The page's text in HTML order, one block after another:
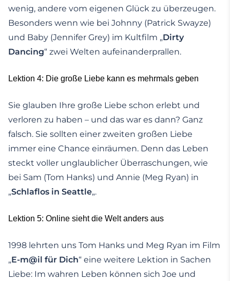
wenig, andere vom eigenen Glück zu überzeugen.
Besonders wenn wie bei Johnny (Patrick Swayze)
und Baby (Jennifer Grey) im Kultfilm „Dirty
Dancing“ zwei Welten aufeinanderprallen.
Lektion 4: Die große Liebe kann es mehrmals geben
Sie glauben Ihre große Liebe schon erlebt und
verloren zu haben – und das war es dann? Ganz
falsch. Sie sollten einer zweiten großen Liebe
immer eine Chance einräumen. Denn das Leben
steckt voller unglaublicher Überraschungen, wie
bei Sam (Tom Hanks) und Annie (Meg Ryan) in
„Schlaflos in Seattle„.
Lektion 5: Online sieht die Welt anders aus
1998 lehrten uns Tom Hanks und Meg Ryan im Film
„E-m@il für Dich“ eine weitere Lektion in Sachen
Liebe: Im wahren Leben können sich Joe und